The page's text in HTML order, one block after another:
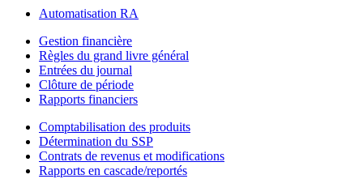
Automatisation RA
Gestion financière
Règles du grand livre général
Entrées du journal
Clôture de période
Rapports financiers
Comptabilisation des produits
Détermination du SSP
Contrats de revenus et modifications
Rapports en cascade/reportés